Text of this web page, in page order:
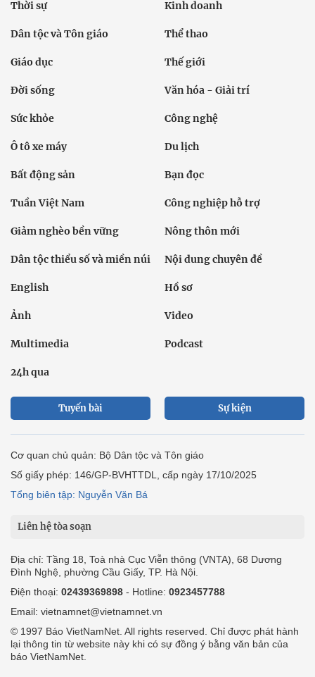
Thời sự Kinh doanh
Dân tộc và Tôn giáo Thể thao
Giáo dục Thế giới
Đời sống Văn hóa - Giải trí
Sức khỏe Công nghệ
Ô tô xe máy Du lịch
Bất động sản Bạn đọc
Tuần Việt Nam Công nghiệp hỗ trợ
Giảm nghèo bền vững Nông thôn mới
Dân tộc thiểu số và miền núi Nội dung chuyên đề
English Hồ sơ
Ảnh Video
Multimedia Podcast
24h qua
Tuyến bài Sự kiện
Cơ quan chủ quản: Bộ Dân tộc và Tôn giáo
Số giấy phép: 146/GP-BVHTTDL, cấp ngày 17/10/2025
Tổng biên tập: Nguyễn Văn Bá
Liên hệ tòa soạn
Địa chỉ: Tầng 18, Toà nhà Cục Viễn thông (VNTA), 68 Dương
Đình Nghệ, phường Cầu Giấy, TP. Hà Nội.
Điện thoại: 02439369898 - Hotline: 0923457788
Email: vietnamnet@vietnamnet.vn
© 1997 Báo VietNamNet. All rights reserved. Chỉ được phát hành
lại thông tin từ website này khi có sự đồng ý bằng văn bản của
báo VietNamNet.